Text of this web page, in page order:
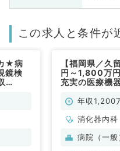
この求人と条件が
★病
鏡検
【福岡県／久
円～1,800万
充実の医療機
年収1,200
消化器内科
病院（一般